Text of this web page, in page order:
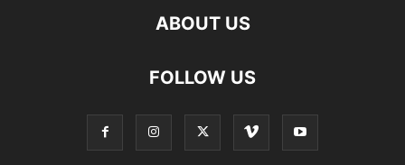
ABOUT US
FOLLOW US